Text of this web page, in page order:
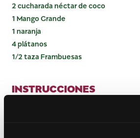
2 cucharada néctar de coco
1 Mango Grande
1 naranja
4 plátanos
1/2 taza Frambuesas
INSTRUCCIONES
En un tazón pequeño, mezcle